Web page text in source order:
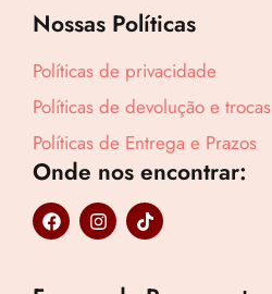
Revenda por
Nossas Políticas
Políticas de privacidade
Políticas de devolução e trocas
Políticas de Entrega e Prazos
Onde nos encontrar:
F
a
I
n
T
i
o